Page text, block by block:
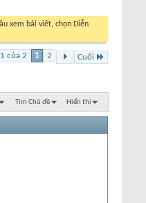
xem bài viết, chọn Diễn
của 2 1 2 Cuối
Tìm Chủ đề Hiển thị